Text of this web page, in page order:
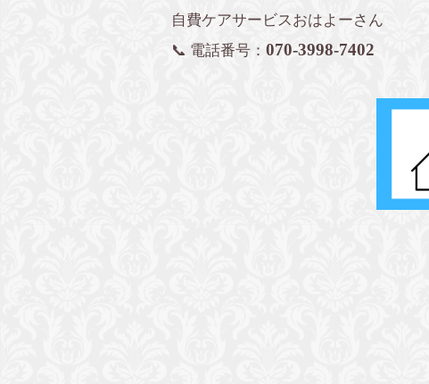
自費ケアサービスおはよーさん
📞 電話番号： 070-3998-7402